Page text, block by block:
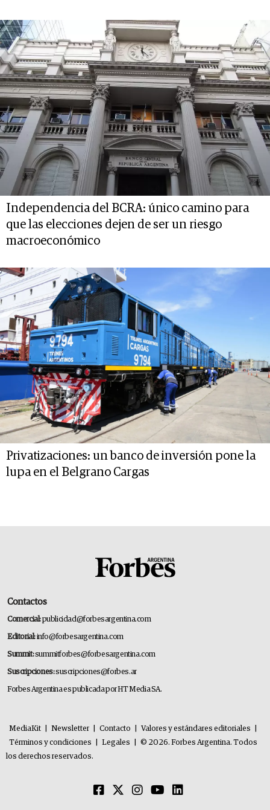
Independencia del BCRA: único camino para
que las elecciones dejen de ser un riesgo
macroeconómico
Privatizaciones: un banco de inversión pone la
lupa en el Belgrano Cargas
Contactos
Comercial:publicidad@forbesargentina.com
Editorial:info@forbesargentina.com
Summit:summitforbes@forbesargentina.com
Suscripciones:suscripciones@forbes.ar
Forbes Argentina es publicada por HT Media SA.
MediaKit Newsletter Contacto Valores y estándares editoriales
Términos y condiciones
Legales
© 2026. Forbes Argentina. Todos
los derechos reservados.